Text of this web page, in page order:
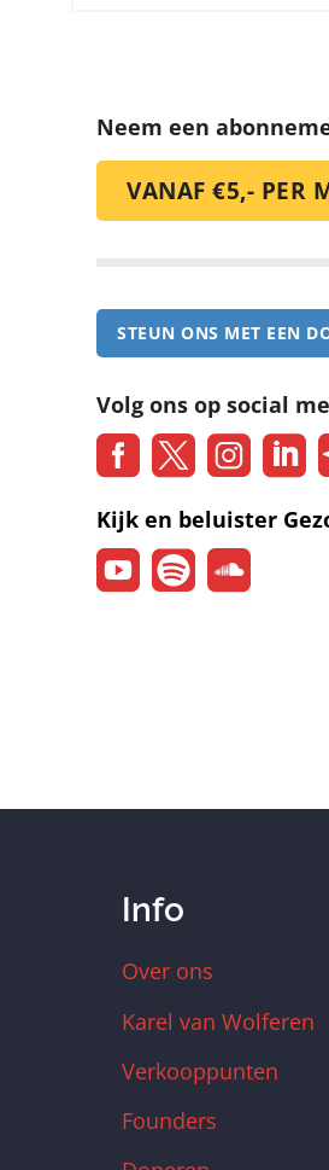
Neem een
VANAF €5,- PER
STEUN ONS MET EEN
Volg ons op social
Kijk en beluister
Info
Over ons
Karel van Wolferen
Verkooppunten
Founders